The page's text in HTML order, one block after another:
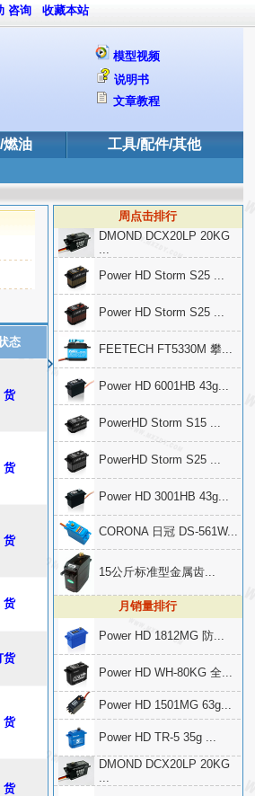
模型视频
说明书
文章教程
燃油 工具/配件/其他
咨询 收藏本站
态
货
周点击排行
DMOND DCX20LP 20KG
...
Power HD Storm S25 ...
Power HD Storm S25 ...
FEETECH FT5330M 攀...
Power HD 6001HB 43g...
PowerHD Storm S15 ...
PowerHD Storm S25 ...
Power HD 3001HB 43g...
CORONA 日冠 DS-561W...
15公斤标准型金属齿...
月销量排行
Power HD 1812MG 防...
Power HD WH-80KG 全...
Power HD 1501MG 63g...
Power HD TR-5 35g ...
DMOND DCX20LP 20KG
...